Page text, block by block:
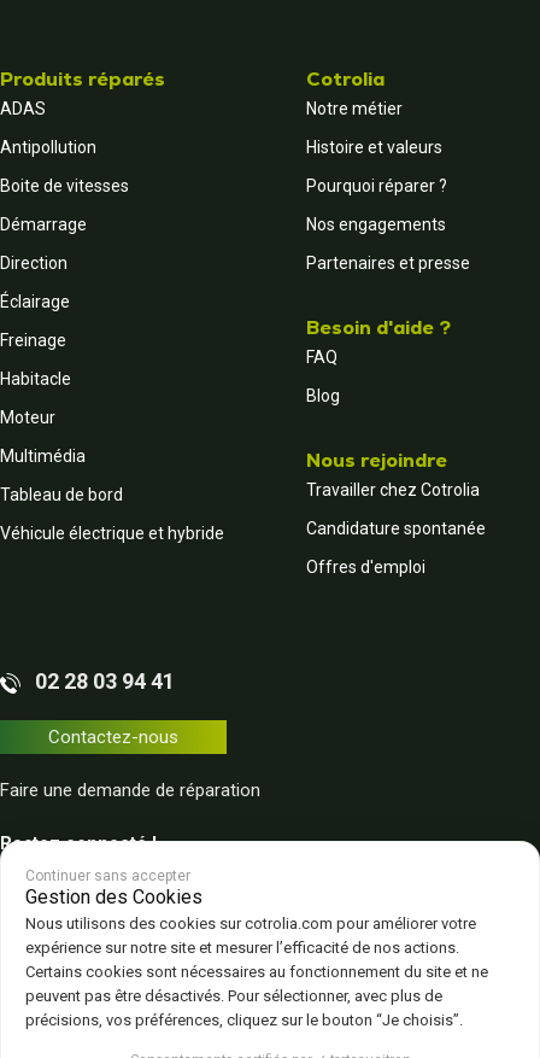
Produits réparés
ADAS
Antipollution
Boite de vitesses
Démarrage
Direction
Éclairage
Freinage
Habitacle
Moteur
Multimédia
Tableau de bord
Véhicule électrique et hybride
Cotrolia
Notre métier
Histoire et valeurs
Pourquoi réparer ?
Nos engagements
Partenaires et presse
Besoin d'aide ?
FAQ
Blog
Nous rejoindre
Travailler chez Cotrolia
Candidature spontanée
Offres d'emploi
02 28 03 94 41
Contactez-nous
Faire une demande de réparation
Restez connecté !
Plan du site Politique de confidentialité CGV – CGU Mentions légales
Continuer sans accepter
Gestion des Cookies
Nous utilisons des cookies sur cotrolia.com pour améliorer votre
expérience sur notre site et mesurer l’efficacité de nos actions.
Certains cookies sont nécessaires au fonctionnement du site et ne
peuvent pas être désactivés. Pour sélectionner, avec plus de
précisions, vos préférences, cliquez sur le bouton “Je choisis”.